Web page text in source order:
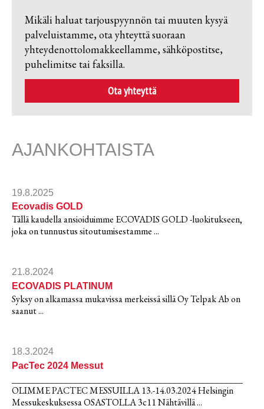
Mikäli haluat tarjouspyynnön tai muuten kysyä
palveluistamme, ota yhteyttä suoraan
yhteydenottolomakkeellamme, sähköpostitse,
puhelimitse tai faksilla.
Ota yhteyttä
AJANKOHTAISTA
19.8.2025
Ecovadis GOLD
Tällä kaudella ansioiduimme ECOVADIS GOLD -luokitukseen,
joka on tunnustus sitoutumisestamme ...
21.8.2024
ECOVADIS PLATINUM
Syksy on alkamassa mukavissa merkeissä sillä Oy Telpak Ab on
saanut ...
18.3.2024
PacTec 2024 Messut
OLIMME PACTEC MESSUILLA 13.-14.03.2024 Helsingin
Messukeskuksessa OSASTOLLA 3c11 Nähtävillä ...